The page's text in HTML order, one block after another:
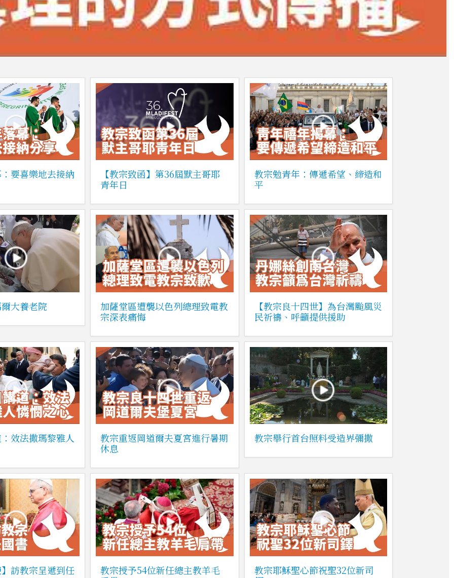
要喜樂地去接納
【教宗致函】第36屆默主哥耶
青年日
教宗勉青年：傳遞希望、締造和
平
大養老院
加薩堂區遭襲以色列總理致電教
宗深表痛悔
【教宗良十四世】為台灣颱風災
民祈禱、呼籲提供援助
效法撒瑪黎雅人
教宗重返岡道爾夫夏宮進行暑期
休息
教宗舉行首台照料受造界彌撒
訪教宗呈遞到任
教宗授予54位新任總主教羊毛
教宗耶穌聖心節祝聖32位新司